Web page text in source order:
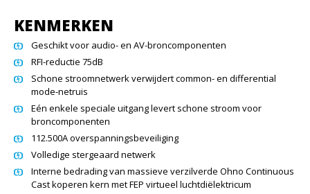
KENMERKEN
Geschikt voor audio- en AV-broncomponenten
RFI-reductie 75dB
Schone stroomnetwerk verwijdert common- en differential
mode-netruis
Eén enkele speciale uitgang levert schone stroom voor
broncomponenten
112.500A overspanningsbeveiliging
Volledige stergeaard netwerk
Interne bedrading van massieve verzilverde Ohno Continuous
Cast koperen kern met FEP virtueel luchtdiëlektricum